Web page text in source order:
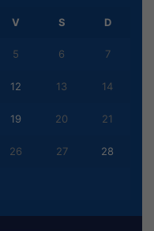
V S D
5 6 7
12 13 14
19 20 21
26 27 28